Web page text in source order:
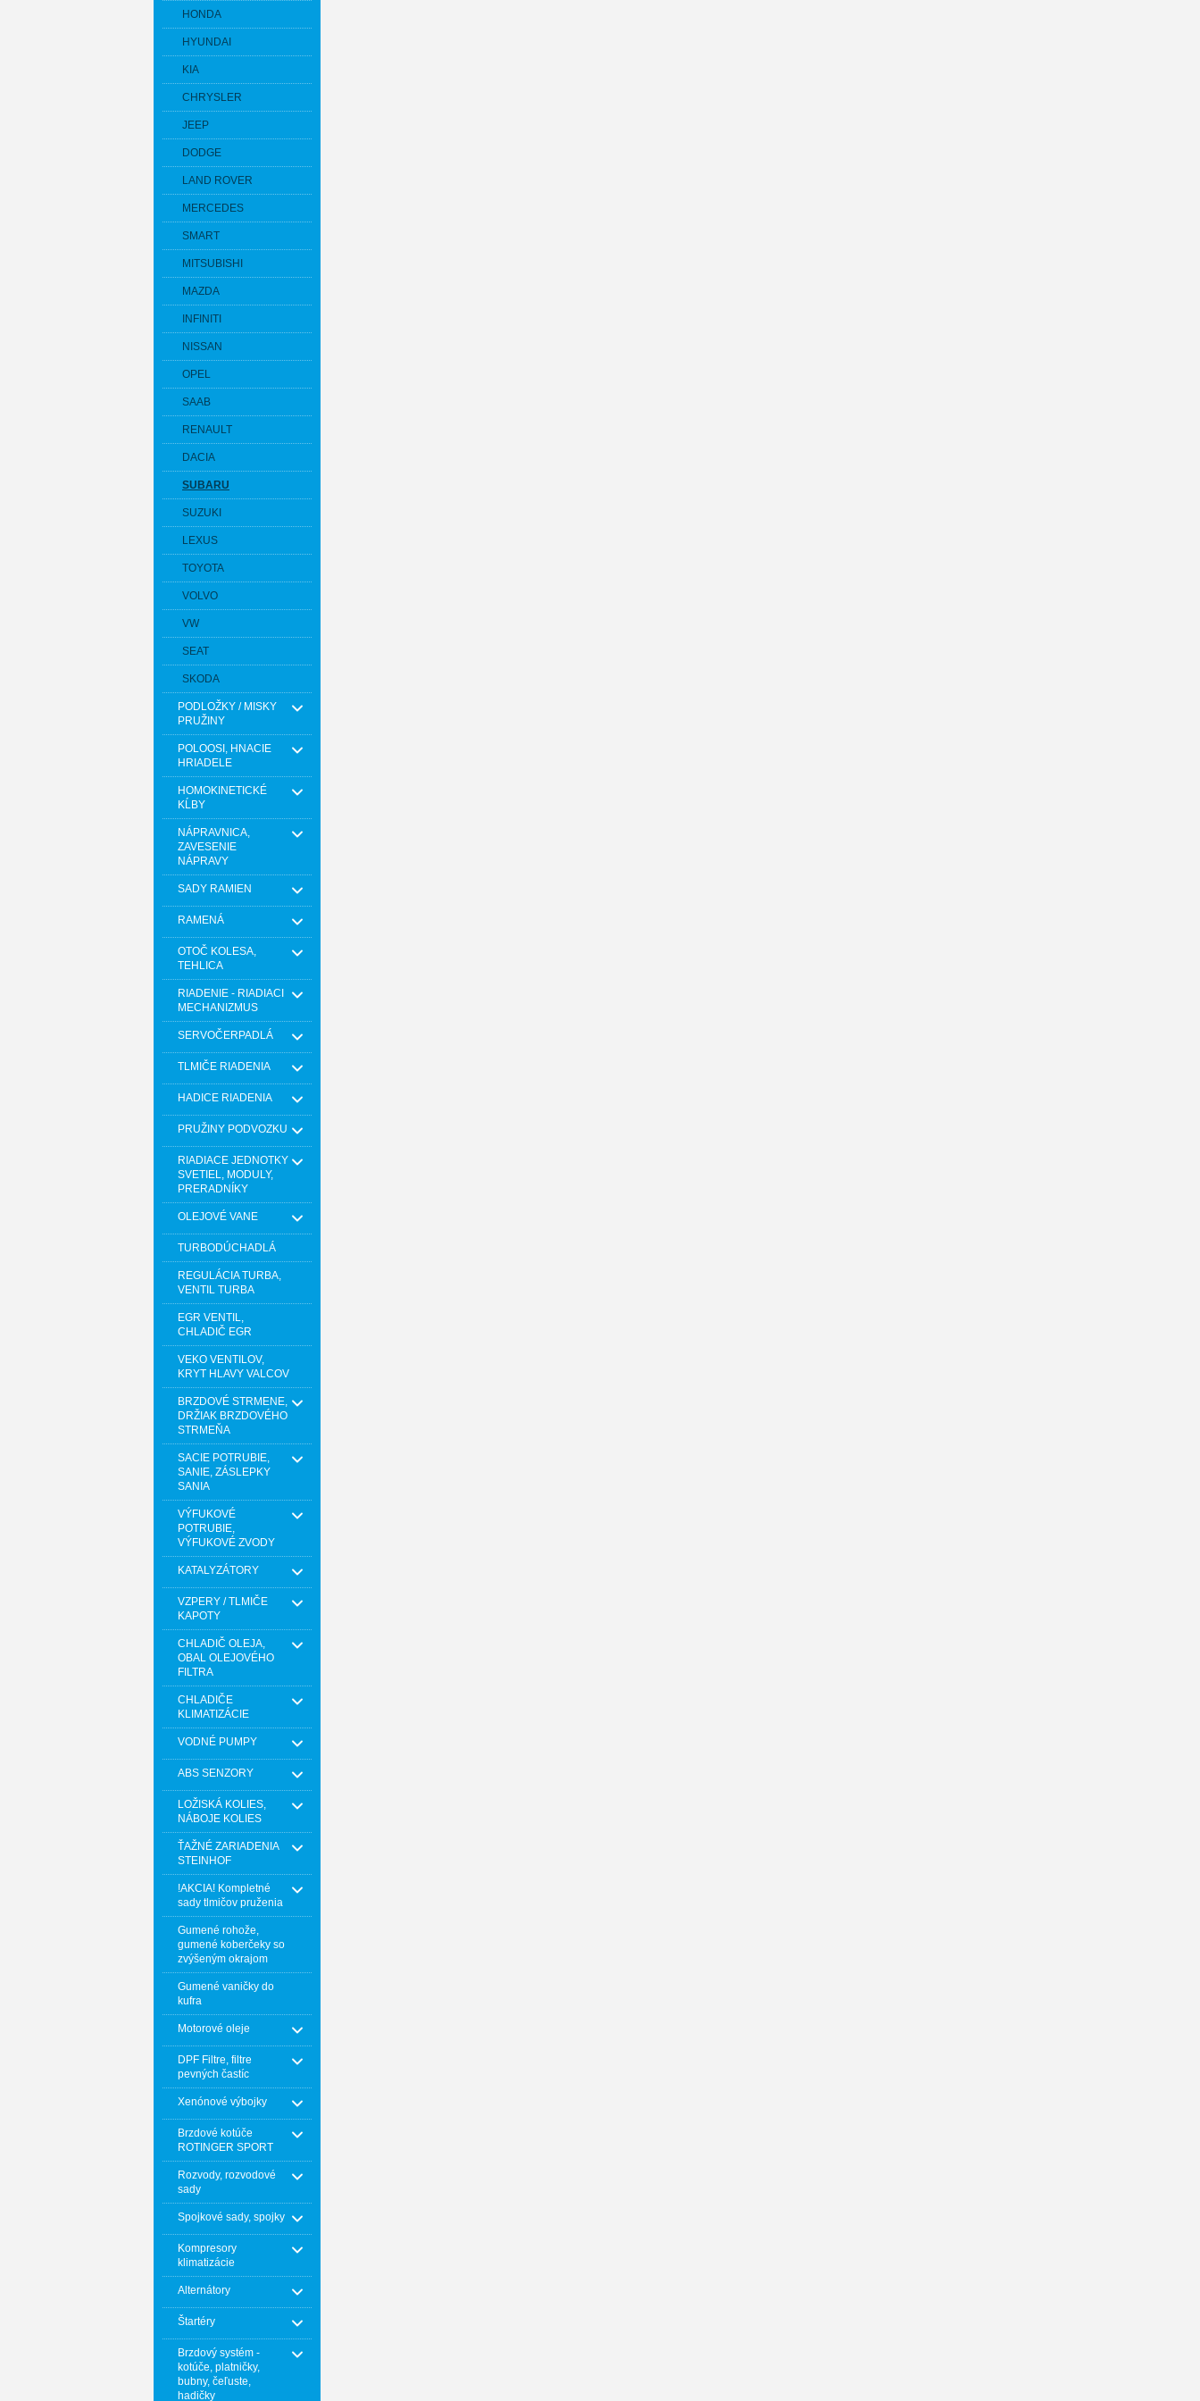
HONDA
HYUNDAI
KIA
CHRYSLER
JEEP
DODGE
LAND ROVER
MERCEDES
SMART
MITSUBISHI
MAZDA
INFINITI
NISSAN
OPEL
SAAB
RENAULT
DACIA
SUBARU
SUZUKI
LEXUS
TOYOTA
VOLVO
VW
SEAT
SKODA
PODLOŽKY / MISKY
PRUŽINY
POLOOSI, HNACIE
HRIADELE
HOMOKINETICKÉ
KĹBY
NÁPRAVNICA,
ZAVESENIE
NÁPRAVY
SADY RAMIEN
RAMENÁ
OTOČ KOLESA,
TEHLICA
RIADENIE - RIADIACI
MECHANIZMUS
SERVOČERPADLÁ
TLMIČE RIADENIA
HADICE RIADENIA
PRUŽINY PODVOZKU
RIADIACE JEDNOTKY
SVETIEL, MODULY,
PRERADNÍKY
OLEJOVÉ VANE
TURBODÚCHADLÁ
REGULÁCIA TURBA,
VENTIL TURBA
EGR VENTIL,
CHLADIČ EGR
VEKO VENTILOV,
KRYT HLAVY VALCOV
BRZDOVÉ STRMENE,
DRŽIAK BRZDOVÉHO
STRMEŇA
SACIE POTRUBIE,
SANIE, ZÁSLEPKY
SANIA
VÝFUKOVÉ
POTRUBIE,
VÝFUKOVÉ ZVODY
KATALYZÁTORY
VZPERY / TLMIČE
KAPOTY
CHLADIČ OLEJA,
OBAL OLEJOVÉHO
FILTRA
CHLADIČE
KLIMATIZÁCIE
VODNÉ PUMPY
ABS SENZORY
LOŽISKÁ KOLIES,
NÁBOJE KOLIES
ŤAŽNÉ ZARIADENIA
STEINHOF
!AKCIA! Kompletné
sady tlmičov pruženia
Gumené rohože,
gumené koberčeky so
zvýšeným okrajom
Gumené vaničky do
kufra
Motorové oleje
DPF Filtre, filtre
pevných častíc
Xenónové výbojky
Brzdové kotúče
ROTINGER SPORT
Rozvody, rozvodové
sady
Spojkové sady, spojky
Kompresory
klimatizácie
Alternátory
Štartéry
Brzdový systém -
kotúče, platničky,
bubny, čeľuste,
hadičky